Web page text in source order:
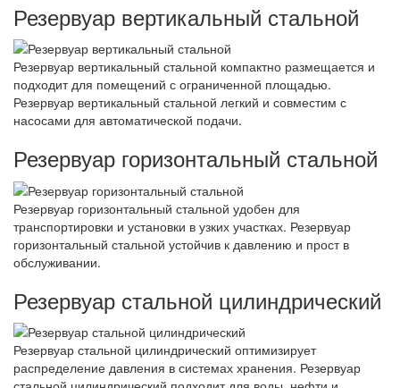
Резервуар вертикальный стальной
Резервуар вертикальный стальной компактно размещается и
подходит для помещений с ограниченной площадью.
Резервуар вертикальный стальной легкий и совместим с
насосами для автоматической подачи.
Резервуар горизонтальный стальной
Резервуар горизонтальный стальной удобен для
транспортировки и установки в узких участках. Резервуар
горизонтальный стальной устойчив к давлению и прост в
обслуживании.
Резервуар стальной цилиндрический
Резервуар стальной цилиндрический оптимизирует
распределение давления в системах хранения. Резервуар